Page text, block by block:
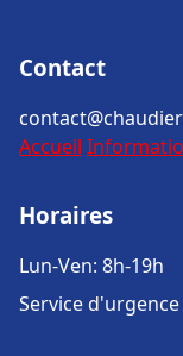
Contact
Accueil
Horaires
Lun-Ven: 8h-19h
Service